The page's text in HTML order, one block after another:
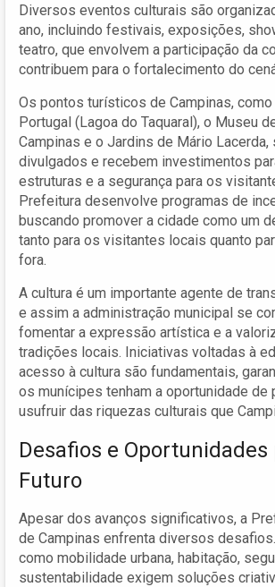
Diversos eventos culturais são
ano, incluindo festivais, exposições,
teatro, que envolvem a participação da
contribuem para o fortalecimento do
Os pontos turísticos de Campinas, como
Portugal (Lagoa do Taquaral), o Museu
Campinas e o Jardins de Mário Lacerda,
divulgados e recebem investimentos
estruturas e a segurança para os
Prefeitura desenvolve programas de
buscando promover a cidade como um
tanto para os visitantes locais quanto
fora.
A cultura é um importante agente de
e assim a administração municipal se
fomentar a expressão artística e a
tradições locais. Iniciativas voltadas à
acesso à cultura são fundamentais,
os munícipes tenham a oportunidade de
usufruir das riquezas culturais que
Desafios e Oportunidades
Futuro
Apesar dos avanços significativos, a
de Campinas enfrenta diversos
como mobilidade urbana, habitação,
sustentabilidade exigem soluções